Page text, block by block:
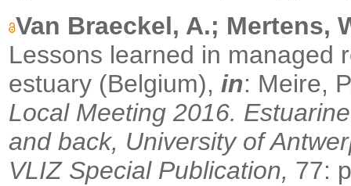
Van Braeckel, A.; Mertens,
Lessons learned in managed
estuary (Belgium), in: Meire,
Local Meeting 2016.
and back, University of
VLIZ Special Publication, 77: